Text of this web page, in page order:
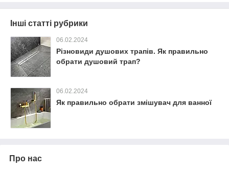
Інші статті рубрики
06.02.2024
Різновиди душових трапів. Як правильно
обрати душовий трап?
06.02.2024
Як правильно обрати змішувач для ванної
Про нас